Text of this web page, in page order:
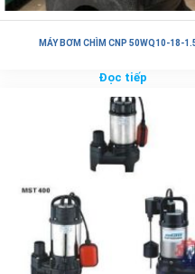
MÁY BƠM CHÌM CNP 50WQ10-18-
Đọc tiếp